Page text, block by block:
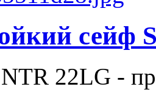
сейф
22LG -